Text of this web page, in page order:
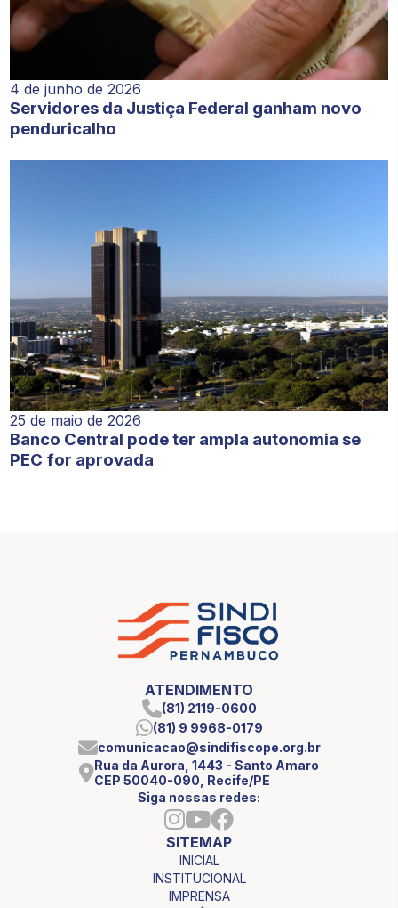
4 de junho de 2026
Servidores da Justiça Federal ganham novo
penduricalho
25 de maio de 2026
Banco Central pode ter ampla autonomia se
PEC for aprovada
ATENDIMENTO
(81) 2119-0600
(81) 9 9968-0179
comunicacao@sindifiscope.org.br
Rua da Aurora, 1443 - Santo Amaro
CEP 50040-090, Recife/PE
Siga nossas redes:
SITEMAP
INICIAL
INSTITUCIONAL
IMPRENSA